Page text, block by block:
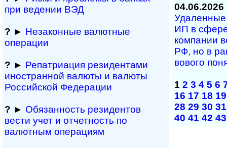
при ведении ВЭД
? ► Незаконные валютные
операции
? ► Репатриация ре­зи­ден­та­ми
иностранной ва­лю­ты и валюты
Рос­сий­ской Федерации
? ► Обязанность резиден­тов
вести учет и отчетность по
валютным операциям
04.06.2026
Удаленные
ИП в
ком­па­нии
РФ, но в
во­во­го
1 2 3 4 5 6
16 17 18 19
28 29 30 31
40 41 42 43